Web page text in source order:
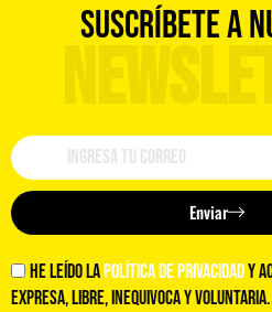
SUSCRÍBETE A
He leído lapolítica de privacidady
expresa, libre, inequivoca y voluntaria.
Enviar